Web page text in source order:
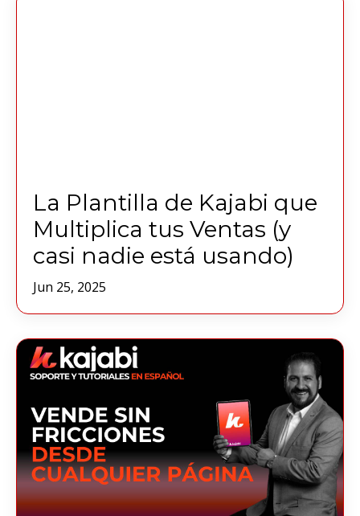
La Plantilla de Kajabi que
Multiplica tus Ventas (y
casi nadie está usando)
Jun 25, 2025